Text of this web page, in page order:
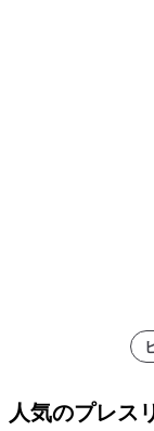
人気のプレス